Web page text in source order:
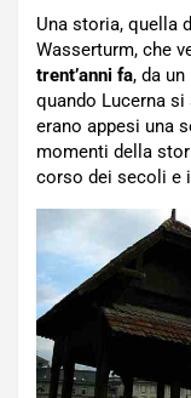
Una storia, quella
Wasserturm, che
trent’anni fa, da un
quando Lucerna
erano appesi una
momenti della
corso dei secoli e